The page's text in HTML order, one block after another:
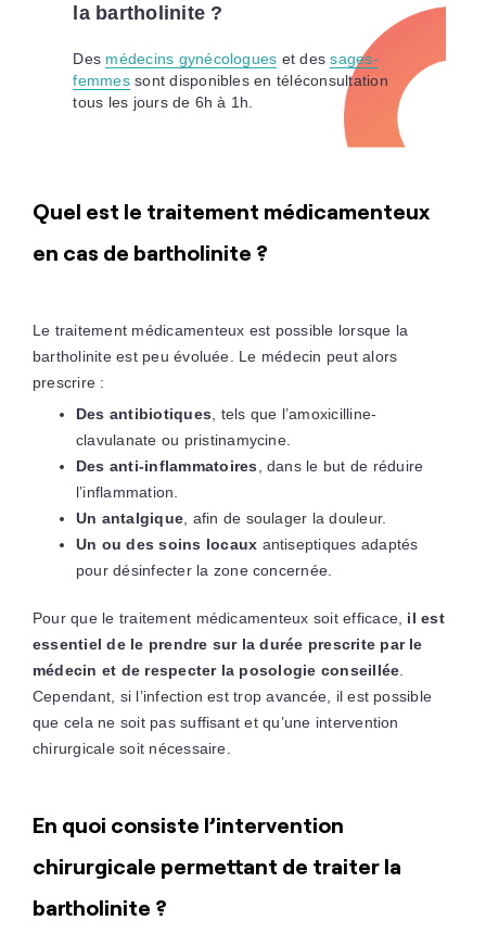
la bartholinite ?
Des médecins gynécologues et dessages-
femmessont disponibles en téléconsultation
tous les jours de 6h à 1h.
Quel est le traitement médicamenteux
en cas de bartholinite ?
Le traitement médicamenteux est possible lorsque la
bartholinite est peu évoluée. Le médecin peut alors
prescrire :
Des antibiotiques , tels que l’amoxicilline-
clavulanate ou pristinamycine.
Des anti-inflammatoires , dans le but de réduire
l’inflammation.
Un antalgique , afin de soulager la douleur.
Un ou des soins locaux antiseptiques adaptés
pour désinfecter la zone concernée.
Pour que le traitement médicamenteux soit efficace, il est
essentiel de le prendre sur la durée prescrite par le
médecin et de respecter la posologie conseillée
Cependant, si l’infection est trop avancée, il est possible
que cela ne soit pas suffisant et qu’une intervention
chirurgicale soit nécessaire.
En quoi consiste l’intervention
chirurgicale permettant de traiter la
bartholinite ?